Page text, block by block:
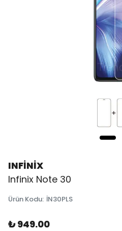
INFİNİX
Infinix Note 30
Ürün Kodu: İN30PLS
₺ 949.00